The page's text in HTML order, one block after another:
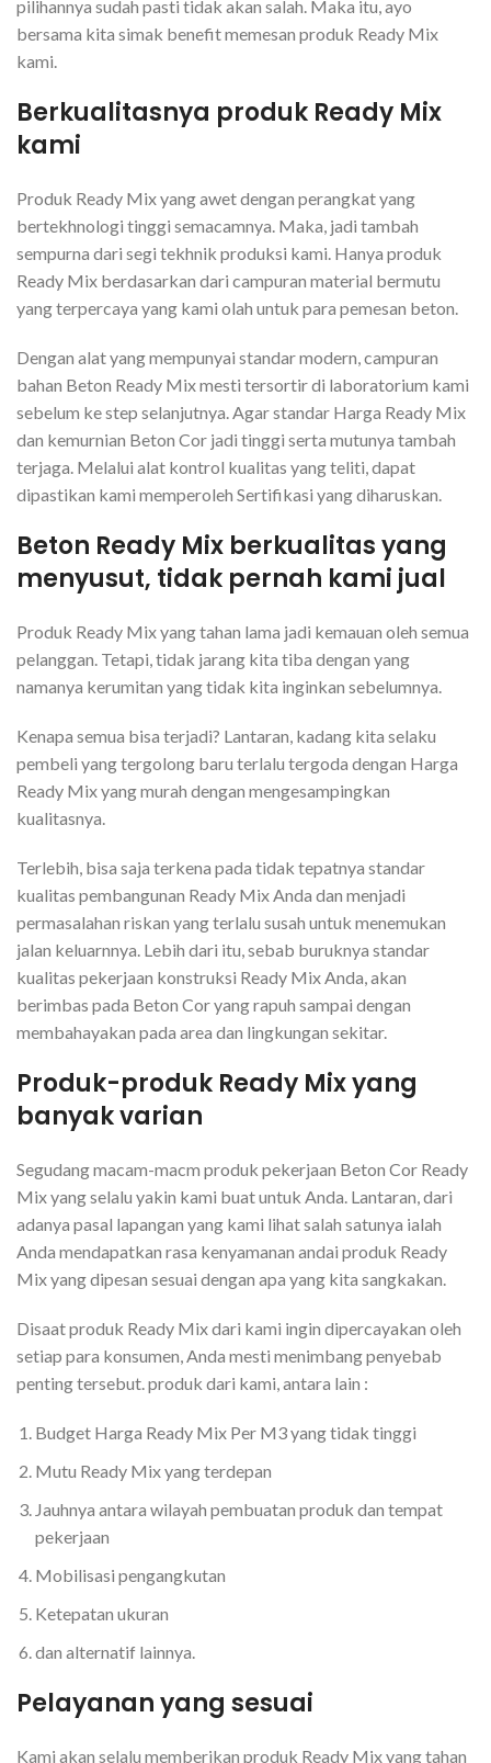
pilihannya sudah pasti tidak akan salah. Maka itu, ayo
bersama kita simak benefit memesan produk Ready Mix
kami.
Berkualitasnya produk Ready Mix
kami
Produk Ready Mix yang awet dengan perangkat yang
bertekhnologi tinggi semacamnya. Maka, jadi tambah
sempurna dari segi tekhnik produksi kami. Hanya produk
Ready Mix berdasarkan dari campuran material bermutu
yang terpercaya yang kami olah untuk para pemesan beton.
Dengan alat yang mempunyai standar modern, campuran
bahan Beton Ready Mix mesti tersortir di laboratorium kami
sebelum ke step selanjutnya. Agar standar Harga Ready Mix
dan kemurnian Beton Cor jadi tinggi serta mutunya tambah
terjaga. Melalui alat kontrol kualitas yang teliti, dapat
dipastikan kami memperoleh Sertifikasi yang diharuskan.
Beton Ready Mix berkualitas yang
menyusut, tidak pernah kami jual
Produk Ready Mix yang tahan lama jadi kemauan oleh semua
pelanggan. Tetapi, tidak jarang kita tiba dengan yang
namanya kerumitan yang tidak kita inginkan sebelumnya.
Kenapa semua bisa terjadi? Lantaran, kadang kita selaku
pembeli yang tergolong baru terlalu tergoda dengan Harga
Ready Mix yang murah dengan mengesampingkan
kualitasnya.
Terlebih, bisa saja terkena pada tidak tepatnya standar
kualitas pembangunan Ready Mix Anda dan menjadi
permasalahan riskan yang terlalu susah untuk menemukan
jalan keluarnnya. Lebih dari itu, sebab buruknya standar
kualitas pekerjaan konstruksi Ready Mix Anda, akan
berimbas pada Beton Cor yang rapuh sampai dengan
membahayakan pada area dan lingkungan sekitar.
Produk-produk Ready Mix yang
banyak varian
Segudang macam-macm produk pekerjaan Beton Cor Ready
Mix yang selalu yakin kami buat untuk Anda. Lantaran, dari
adanya pasal lapangan yang kami lihat salah satunya ialah
Anda mendapatkan rasa kenyamanan andai produk Ready
Mix yang dipesan sesuai dengan apa yang kita sangkakan.
Disaat produk Ready Mix dari kami ingin dipercayakan oleh
setiap para konsumen, Anda mesti menimbang penyebab
penting tersebut. produk dari kami, antara lain :
Budget Harga Ready Mix Per M3 yang tidak tinggi
Mutu Ready Mix yang terdepan
Jauhnya antara wilayah pembuatan produk dan tempat
pekerjaan
Mobilisasi pengangkutan
Ketepatan ukuran
dan alternatif lainnya.
Pelayanan yang sesuai
Kami akan selalu memberikan produk Ready Mix yang tahan